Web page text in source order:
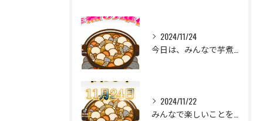
2024/11/24
今日は、みんなで芋煮大会🎶
2024/11/22
みんなで楽しいことをいっぱいしたい